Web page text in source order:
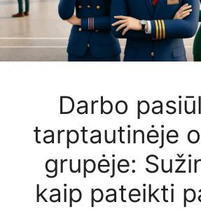
Darbo
tarptautinėje
grupėje:
kaip pateikti